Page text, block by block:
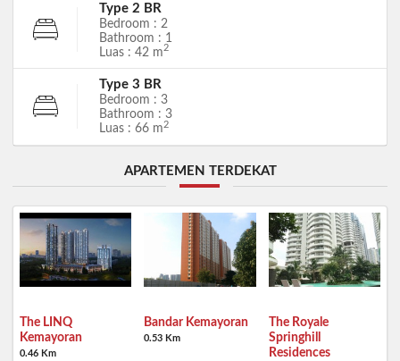
Type 2 BR
Bedroom : 2
Bathroom : 1
Luas : 42 m2
Type 3 BR
Bedroom : 3
Bathroom : 3
Luas : 66 m2
APARTEMEN TERDEKAT
The LINQ
Kemayoran
0.46 Km
Bandar Kemayoran
0.53 Km
The Royale
Springhill
Residences